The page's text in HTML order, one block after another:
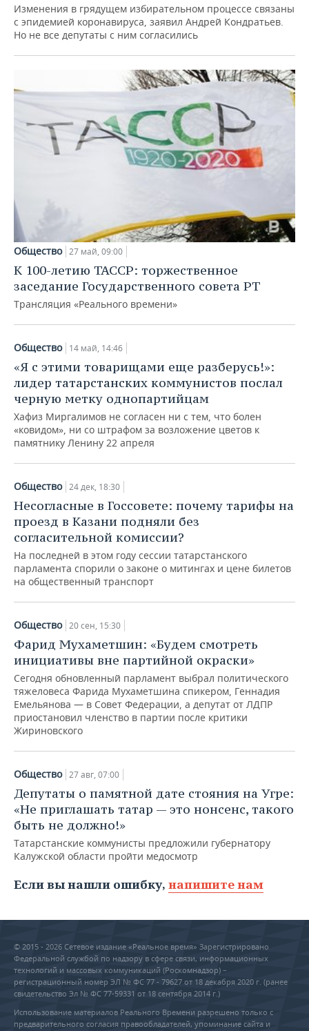
Изменения в грядущем избирательном процессе связаны
с эпидемией коронавируса, заявил Андрей Кондратьев.
Но не все депутаты с ним согласились
Общество 27 май, 09:00
К 100-летию ТАССР: торжественное
заседание Государственного совета РТ
Трансляция «Реального времени»
Общество 14 май, 14:46
«Я с этими товарищами еще разберусь!»:
лидер татарстанских коммунистов послал
черную метку однопартийцам
Хафиз Миргалимов не согласен ни с тем, что болен
«ковидом», ни со штрафом за возложение цветов к
памятнику Ленину 22 апреля
Общество 24 дек, 18:30
Несогласные в Госсовете: почему тарифы на
проезд в Казани подняли без
согласительной комиссии?
На последней в этом году сессии татарстанского
парламента спорили о законе о митингах и цене билетов
на общественный транспорт
Общество 20 сен, 15:30
Фарид Мухаметшин: «Будем смотреть
инициативы вне партийной окраски»
Сегодня обновленный парламент выбрал политического
тяжеловеса Фарида Мухаметшина спикером, Геннадия
Емельянова — в Совет Федерации, а депутат от ЛДПР
приостановил членство в партии после критики
Жириновского
Общество 27 авг, 07:00
Депутаты о памятной дате стояния на Угре:
«Не приглашать татар — это нонсенс, такого
быть не должно!»
Татарстанские коммунисты предложили губернатору
Калужской области пройти медосмотр
Если вы нашли ошибку, напишите нам
© 2015 - 2026 Сетевое издание «Реальное время» Зарегистрировано
Федеральной службой по надзору в сфере связи, информационных
технологий и массовых коммуникаций (Роскомнадзор) –
регистрационный номер ЭЛ № ФС 77 - 79627 от 18 декабря 2020 г. (ранее
свидетельство Эл № ФС 77-59331 от 18 сентября 2014 г.)
Использование материалов Реального Времени разрешено только с
предварительного согласия правообладателей, упоминание сайта и